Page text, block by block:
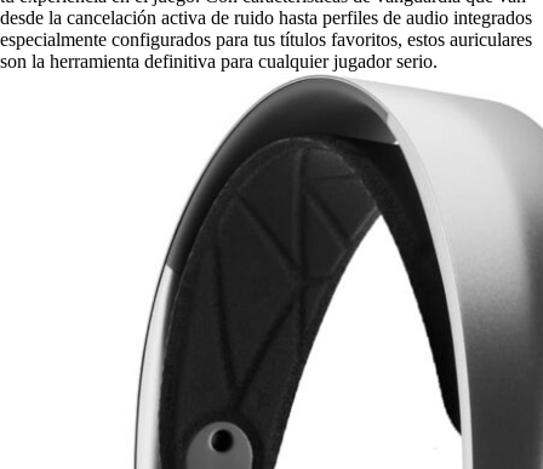
desde la cancelación activa de ruido hasta perfiles de audio integrados
especialmente configurados para tus títulos favoritos, estos auriculares
son la herramienta definitiva para cualquier jugador serio.